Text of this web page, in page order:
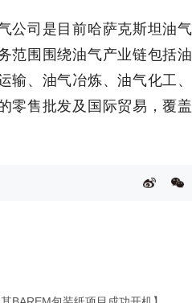
公司是目前哈萨克斯坦油气
范围围绕油气产业链包括油
输、油气冶炼、油气化工、
零售批发及国际贸易，覆盖